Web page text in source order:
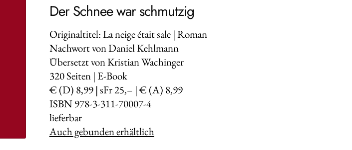
Der Schnee war schmutzig
Originaltitel: La neige était sale | Roman
Nachwort von Daniel Kehlmann
Übersetzt von Kristian Wachinger
320Seiten | E-Book
€ (D) 8,99 | sFr 25,– | € (A) 8,99
ISBN 978-3-311-70007-4
lieferbar
Auch gebunden erhältlich